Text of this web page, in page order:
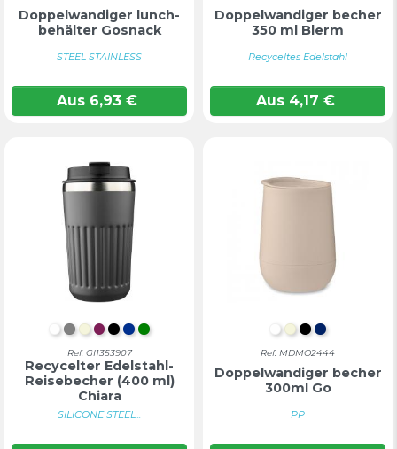
Doppelwandiger lunch-
behälter Gosnack
STEEL STAINLESS
Aus 6,93 €
Doppelwandiger becher
350 ml Blerm
Recyceltes Edelstahl
Aus 4,17 €
WEIß
GRAU
BEIGE
BORDEAUX
SCHWARZ
BLAUGRÜN
Ref: GI1353907
Recycelter Edelstahl-
Reisebecher (400 ml)
Chiara
SILICONE STEEL...
WEIß
BEIGE
SCHWARZ
Ref: MDMO2444
Doppelwandiger becher
300ml Go
PP